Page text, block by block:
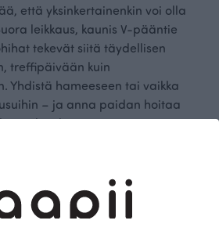
että yksinkertainenkin voi olla
leikkaus, kaunis V-pääntie
tekevät siitä täydellisen
treffipäivään kuin
Yhdistä hameeseen tai vaikka
– ja anna paidan hoitaa
joka tilanteeseen!